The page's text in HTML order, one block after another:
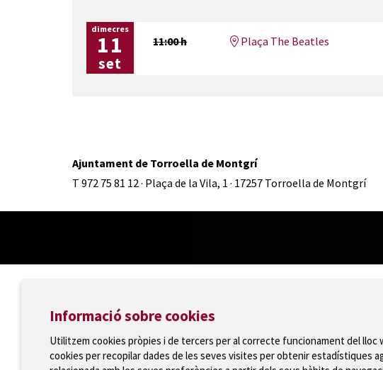
dimecres
11
set
11:00 h Plaça The Beatles
Ajuntament de Torroella de Montgrí
T 972 75 81 12 · Plaça de la Vila, 1 · 17257 Torroella de Montgrí
Informació sobre cookies
Utilitzem cookies pròpies i de tercers per al correcte funcionament del
cookies per recopilar dades de les seves visites per obtenir estadístiques